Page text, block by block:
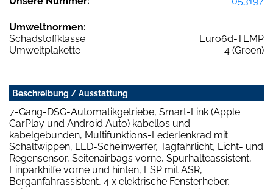
Umweltnormen:
Schadstoffklasse
Euro6d-TEMP
Umweltplakette
4 (Green)
Beschreibung / Ausstattung
7-Gang-DSG-Automatikgetriebe, Smart-Link (Apple
CarPlay und Android Auto) kabellos und
kabelgebunden, Multifunktions-Lederlenkrad mit
Schaltwippen, LED-Scheinwerfer, Tagfahrlicht, Licht- und
Regensensor, Seitenairbags vorne, Spurhalteassistent,
Einparkhilfe vorne und hinten, ESP mit ASR,
Berganfahrassistent, 4 x elektrische Fensterheber,